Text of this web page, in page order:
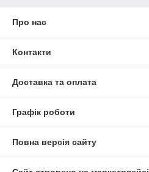
Про нас
Контакти
Доставка та оплата
Графік роботи
Повна версія сайту